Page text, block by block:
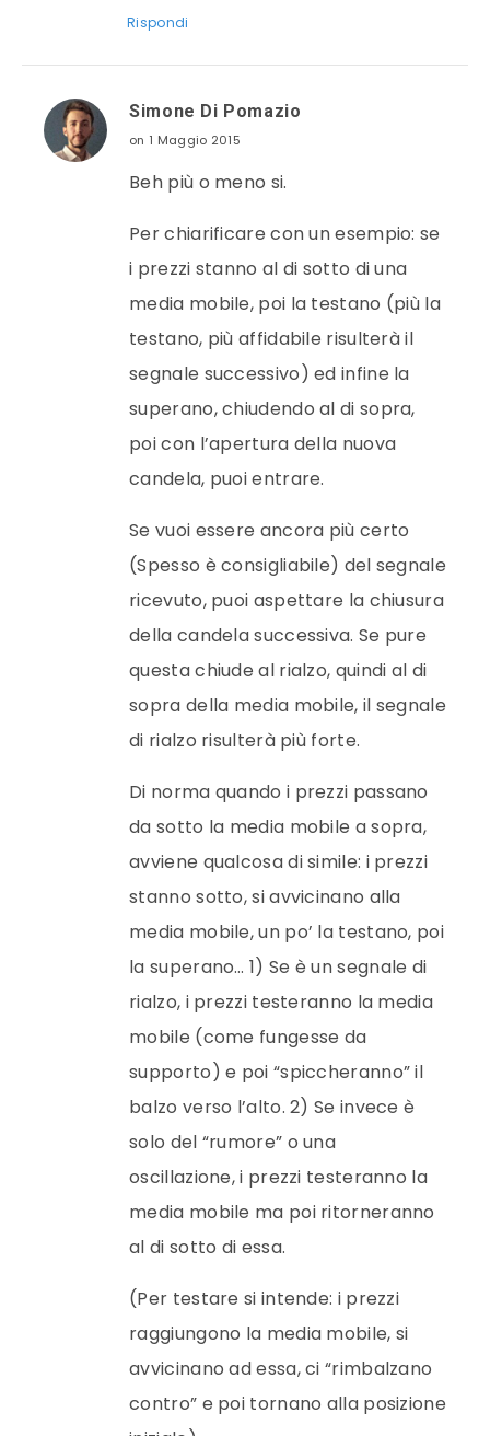
Rispondi
Simone Di Pomazio
on 1 Maggio 2015
Beh più o meno si.
Per chiarificare con un esempio: se
i prezzi stanno al di sotto di una
media mobile, poi la testano (più la
testano, più affidabile risulterà il
segnale successivo) ed infine la
superano, chiudendo al di sopra,
poi con l’apertura della nuova
candela, puoi entrare.
Se vuoi essere ancora più certo
(Spesso è consigliabile) del segnale
ricevuto, puoi aspettare la chiusura
della candela successiva. Se pure
questa chiude al rialzo, quindi al di
sopra della media mobile, il segnale
di rialzo risulterà più forte.
Di norma quando i prezzi passano
da sotto la media mobile a sopra,
avviene qualcosa di simile: i prezzi
stanno sotto, si avvicinano alla
media mobile, un po’ la testano, poi
la superano… 1) Se è un segnale di
rialzo, i prezzi testeranno la media
mobile (come fungesse da
supporto) e poi “spiccheranno” il
balzo verso l’alto. 2) Se invece è
solo del “rumore” o una
oscillazione, i prezzi testeranno la
media mobile ma poi ritorneranno
al di sotto di essa.
(Per testare si intende: i prezzi
raggiungono la media mobile, si
avvicinano ad essa, ci “rimbalzano
contro” e poi tornano alla posizione